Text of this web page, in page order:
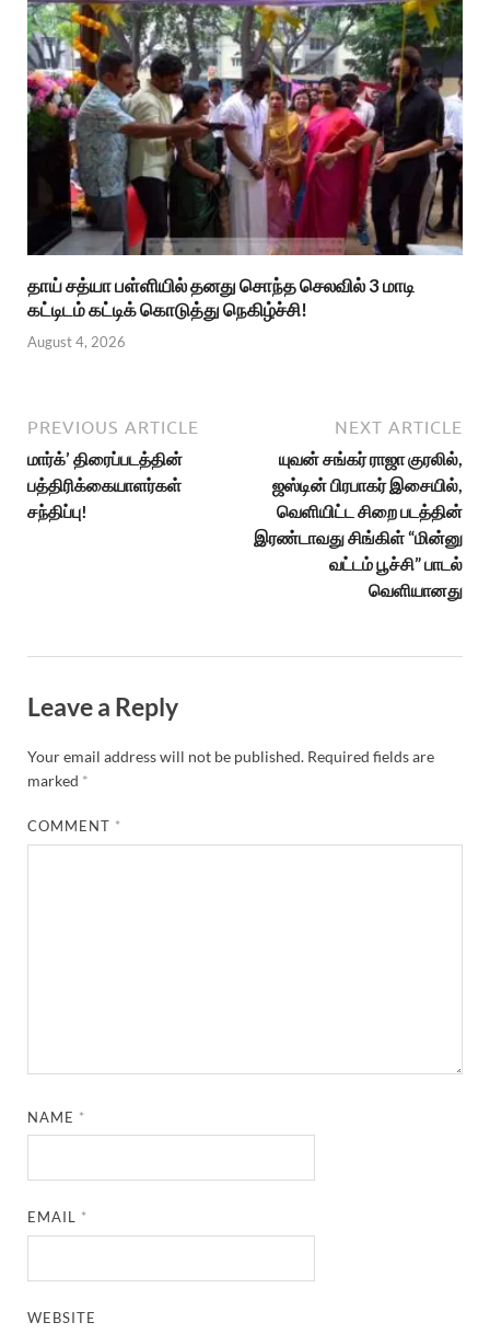
தாய் சத்யா பள்ளியில் தனது சொந்த செலவில் 3 மாடி
கட்டிடம் கட்டிக் கொடுத்து நெகிழ்ச்சி!
August 4, 2026
PREVIOUS ARTICLE
மார்க்’ திரைப்படத்தின்
பத்திரிக்கையாளர்கள்
சந்திப்பு!
NEXT ARTICLE
யுவன் சங்கர் ராஜா குரலில்,
ஜஸ்டின் பிரபாகர் இசையில்,
வெளியிட்ட சிறை படத்தின்
இரண்டாவது சிங்கிள் “மின்னு
வட்டம் பூச்சி” பாடல்
வெளியானது
Leave a Reply
Your email address will not be published. Required fields are
marked *
COMMENT *
NAME *
EMAIL *
WEBSITE